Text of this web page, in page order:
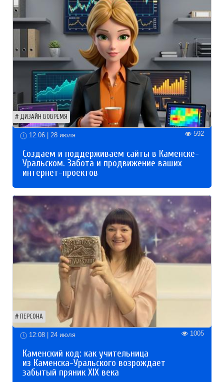
ДИЗАЙН ВОВРЕМЯ
12:06 | 28 июля 592
Создаем и поддерживаем сайты в Каменске-
Уральском. Забота и продвижение ваших
интернет-проектов
ПЕРСОНА
12:08 | 24 июля 1005
Каменский код: как учительница
из Каменска-Уральского возрождает
забытый пряник XIX века